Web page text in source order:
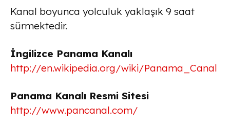
Kanal boyunca yolculuk yaklaşık 9 saat
sürmektedir.
İngilizce Panama Kanalı
http://en.wikipedia.org/wiki/Panama_Canal
Panama Kanalı Resmi Sitesi
http://www.pancanal.com/